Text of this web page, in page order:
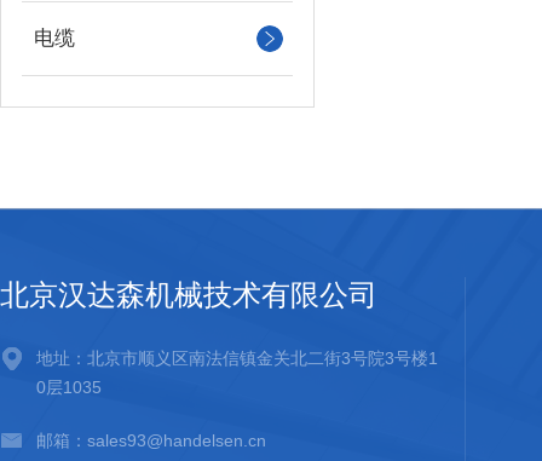
电缆
北京汉达森机械技术有限公司
地址：北京市顺义区南法信镇金关北二街3号院3号楼1
0层1035
邮箱：sales93@handelsen.cn